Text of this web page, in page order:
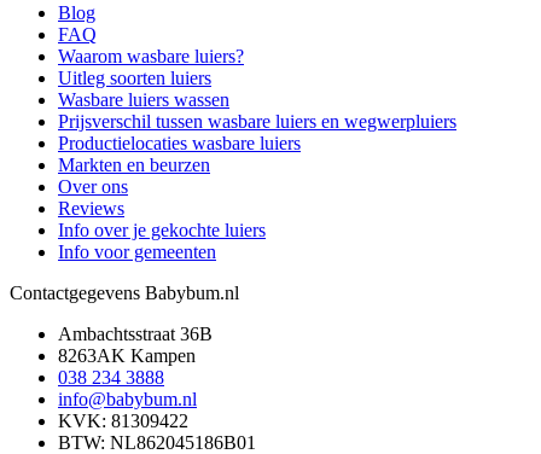
Blog
FAQ
Waarom wasbare luiers?
Uitleg soorten luiers
Wasbare luiers wassen
Prijsverschil tussen wasbare luiers en wegwerpluiers
Productielocaties wasbare luiers
Markten en beurzen
Over ons
Reviews
Info over je gekochte luiers
Info voor gemeenten
Contactgegevens Babybum.nl
Ambachtsstraat 36B
8263AK Kampen
038 234 3888
info@babybum.nl
KVK: 81309422
BTW: NL862045186B01